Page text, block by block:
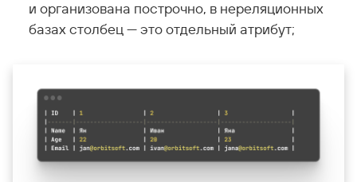
и организована построчно, в нереляционных
базах столбец — это отдельный атрибут;